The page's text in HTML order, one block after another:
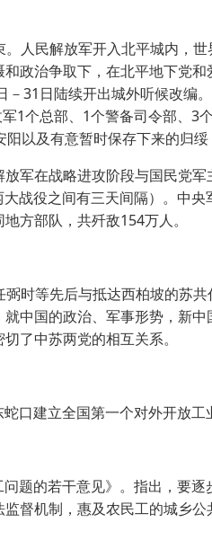
民解放军开入北平城内，世
政治争取下，在北平地下党
31日陆续开出城外听候改编
1个总部、1个警备司令部、3
以及有意暂时保存下来的归绥
在战略进攻阶段与国民党军
战役之间有三天间隔）。中
方部队，共歼敌154万人。
等先后与抵达西柏坡的苏共
中国的政治、军事形势，新
了中苏两党的相互关系。
口建立全国第一个对外开放工
的若干意见》。指出，要逐
督机制，惠及农民工的城乡公